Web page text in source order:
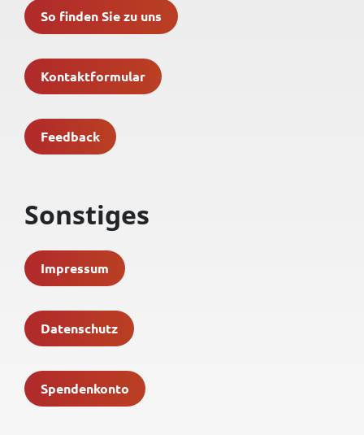
So finden Sie zu uns
Kontaktformular
Feedback
Sonstiges
Impressum
Datenschutz
Spendenkonto